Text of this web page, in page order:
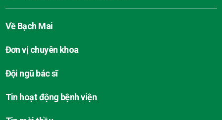
Về Bạch Mai
Đơn vị chuyên khoa
Đội ngũ bác sĩ
Tin hoạt động bệnh viện